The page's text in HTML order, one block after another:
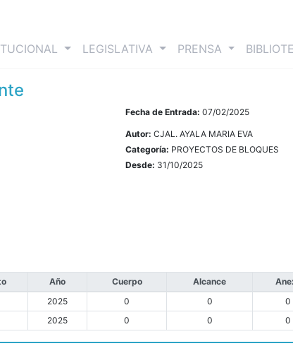
(current)LEGISLATIVA PRENSA
Fecha de Entrada:07/02/2025
Autor:CJAL. AYALA MARIA EVA
Categoría: PROYECTOS DE BLOQUES
Desde: 31/10/2025
Año Cuerpo Alcance
2025 0 0 0
2025 0 0 0